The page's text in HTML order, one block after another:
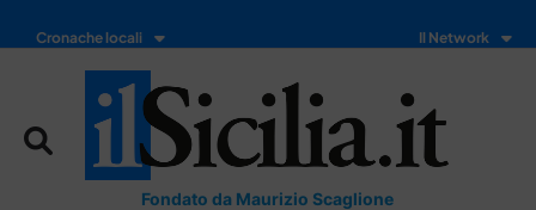
Cronache locali Il Network
Fondato da Maurizio Scaglione